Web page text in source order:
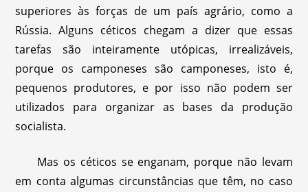
superiores às forças de um país agrário, como a
Rússia. Alguns céticos chegam a dizer que essas
tarefas são inteiramente utópicas, irrealizáveis,
porque os camponeses são camponeses, isto é,
pequenos produtores, e por isso não podem ser
utilizados para organizar as bases da produção
socialista.
Mas os céticos se enganam, porque não levam
em conta algumas circunstâncias que têm, no caso